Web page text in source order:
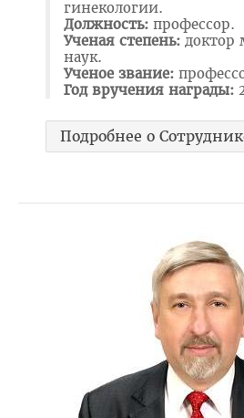
Расписание
Стоимость обучения
Бюджетные места
Сроки вступительной кампании 2026
План приема в ВГМУ 2026
Количество поданных заявлений и
Порядок приема в ВГМУ 2026
Нормативная документация
Целевая подготовка
гинекологии.
Должность: профессор.
Ученая степень: доктор
наук.
Ученое звание:
Год вручения награды:
Подробнее о